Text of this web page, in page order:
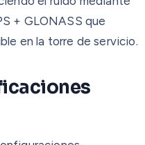
+ GLONASS que
en la torre de servicio.